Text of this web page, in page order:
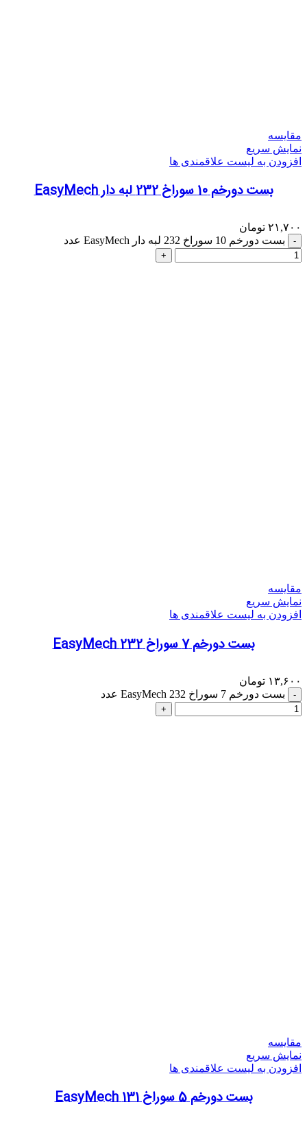
مقایسه
نمایش سریع
افزودن به لیست علاقمندی ها
بست دورخم 10 سوراخ 232 لبه دار EasyMech
۲۱,۷۰۰ تومان
بست دورخم 10 سوراخ 232 لبه دار EasyMech عدد
مقایسه
نمایش سریع
افزودن به لیست علاقمندی ها
بست دورخم 7 سوراخ 232 EasyMech
۱۳,۶۰۰ تومان
بست دورخم 7 سوراخ 232 EasyMech عدد
مقایسه
نمایش سریع
افزودن به لیست علاقمندی ها
بست دورخم 5 سوراخ 131 EasyMech